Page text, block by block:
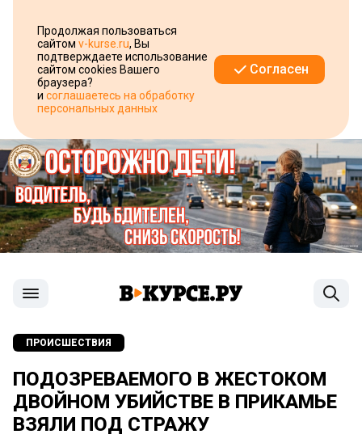
Продолжая пользоваться
сайтом v-kurse.ru, Вы
подтверждаете использование
сайтом cookies Вашего
браузера?
и соглашаетесь на обработку
персональных данных
Согласен
ПРОИСШЕСТВИЯ
ПОДОЗРЕВАЕМОГО В ЖЕСТОКОМ
ДВОЙНОМ УБИЙСТВЕ В ПРИКАМЬЕ
ВЗЯЛИ ПОД СТРАЖУ